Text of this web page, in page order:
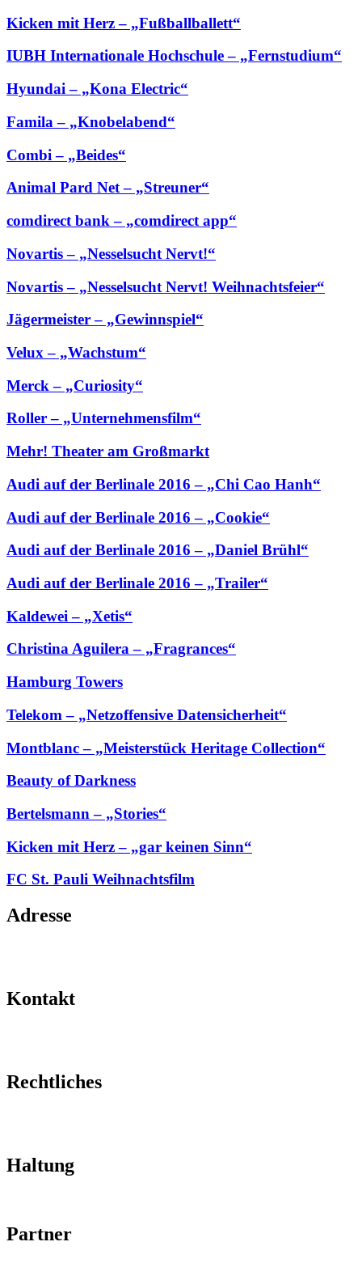
Kicken mit Herz – „Fußballballett“
IUBH Internationale Hochschule – „Fernstudium“
Hyundai – „Kona Electric“
Famila – „Knobelabend“
Combi – „Beides“
Animal Pard Net – „Streuner“
comdirect bank – „comdirect app“
Novartis – „Nesselsucht Nervt!“
Novartis – „Nesselsucht Nervt! Weihnachtsfeier“
Jägermeister – „Gewinnspiel“
Velux – „Wachstum“
Merck – „Curiosity“
Roller – „Unternehmensfilm“
Mehr! Theater am Großmarkt
Audi auf der Berlinale 2016 – „Chi Cao Hanh“
Audi auf der Berlinale 2016 – „Cookie“
Audi auf der Berlinale 2016 – „Daniel Brühl“
Audi auf der Berlinale 2016 – „Trailer“
Kaldewei – „Xetis“
Christina Aguilera – „Fragrances“
Hamburg Towers
Telekom – „Netzoffensive Datensicherheit“
Montblanc – „Meisterstück Heritage Collection“
Beauty of Darkness
Bertelsmann – „Stories“
Kicken mit Herz – „gar keinen Sinn“
FC St. Pauli Weihnachtsfilm
Adresse
Kontakt
Rechtliches
Haltung
Partner